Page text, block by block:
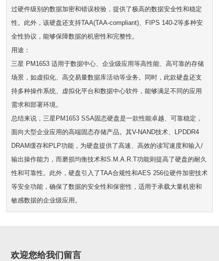
过硬件级别的数据加密和错误校验，提供了极高的数据安全性和稳定
性。此外，该硬盘还支持TAA(TAA-compliant)、FIPS 140-2等多种安
全性协议，能够保障数据的机密性和完整性。
用途：
三星 PM1653 适用于数据中心、企业级应用等高性能、高可靠的存储
场景，如虚拟化、高交易量数据库活动等业务。同时，此款硬盘还支
持多种操作系统、虚拟化平台和数据中心软件，能够满足不同的应用
需求和部署环境。
总结来说，三星PM1653 SSA固态硬盘是一款性能卓越、可靠稳定，
面向大型企业应用的高端固态存储产品。其V-NAND技术、LPDDR4
DRAM缓存和PLP功能，为硬盘提供了高速、高效的读写速度和输入/
输出操作能力，而磨损均衡技术和S.M.A.R.T功能则提高了硬盘的耐久
性和可靠性。此外，硬盘引入了TAA合规性和AES 256位硬件加密技术
等安全功能，确保了数据的安全性和保密性，适用于承载大量机密和
敏感数据的企业级应用。
欢迎您给我们留言